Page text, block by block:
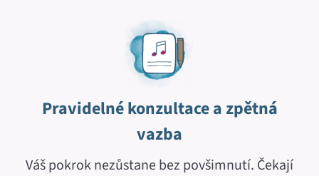
Pravidelné konzultace a zpětná
vazba
Váš pokrok nezůstane bez povšimnutí. Čekají